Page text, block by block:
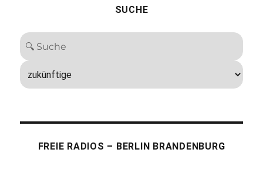
SUCHE
FREIE RADIOS – BERLIN BRANDENBURG